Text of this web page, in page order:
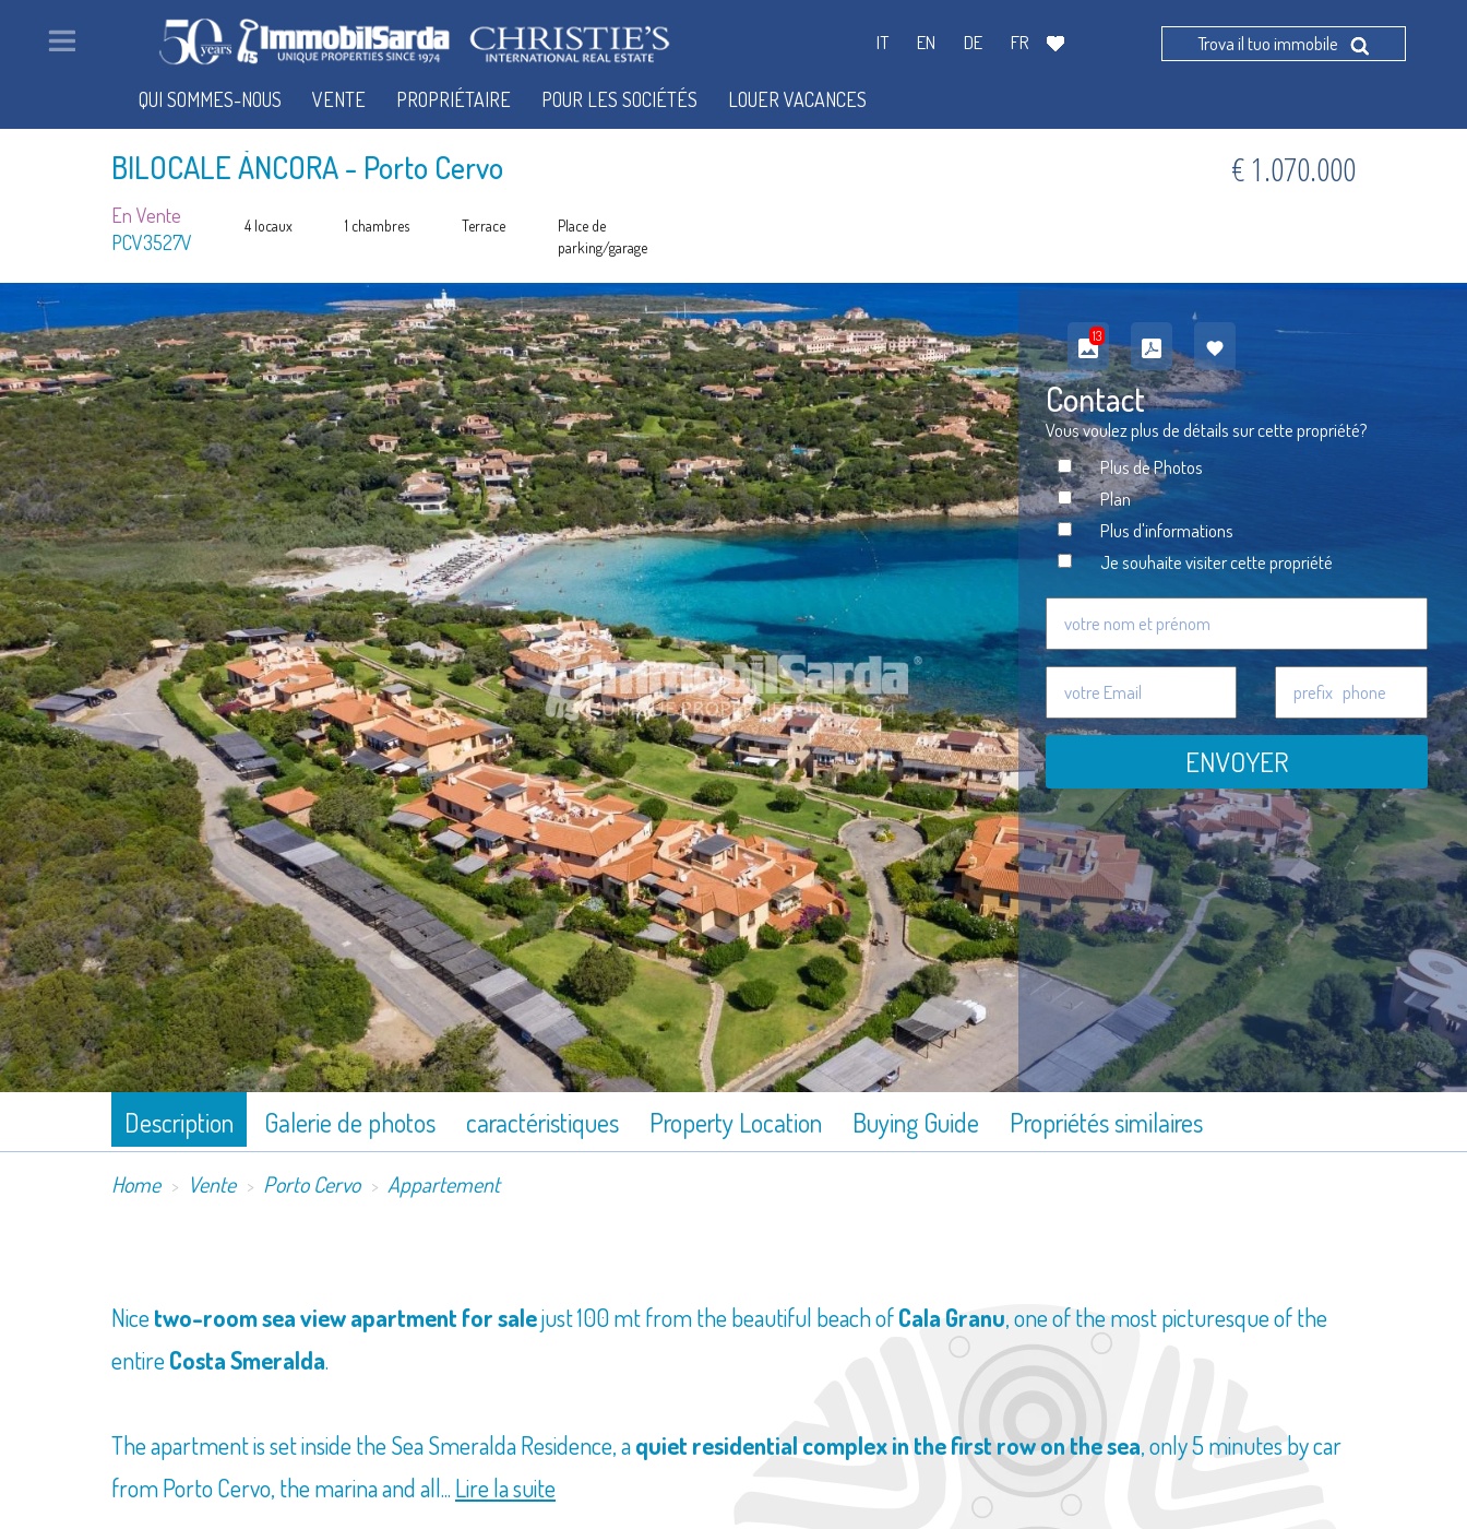
BILOCALE ÀNCORA- Porto Cervo
En Vente
PCV3527V
4 locaux 1 chambres Terrace
Place de
parking/garage
€ 1.070.000
13
Contact
Vous voulez plus de détails sur cette propriété?
Plus de Photos
Plan
Plus d'informations
Je souhaite visiter cette propriété
ENVOYER
Description Galerie de photos caractéristiques Property Location Buying Guide Propriétés similaires
Home Vente Porto Cervo Appartement
​Nicetwo-room sea view apartment for salejust 100 mt from the beautiful beach ofCala Granu, one of the most picturesque of the
entireCosta Smeralda.
The apartment is set inside the Sea Smeralda Residence, aquiet residential complex in the first row on the sea, only 5 minutes by car
from Porto Cervo, the marina and all... Lire la suite
FR
DE
EN
IT Trova il tuo immobile
QUI SOMMES-NOUS VENTE PROPRIÉTAIRE POUR LES SOCIÉTÉS LOUER VACANCES